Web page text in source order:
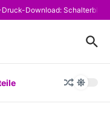
Download: